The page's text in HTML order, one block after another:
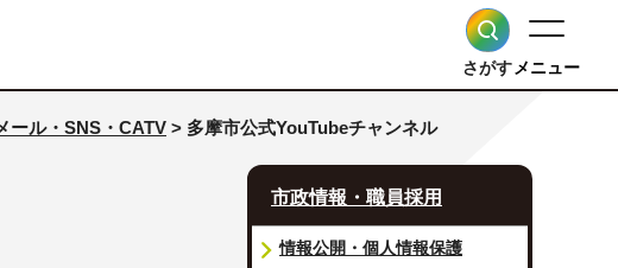
さがすメニュー
ール・SNS・CATV > 多摩市公式YouTubeチャンネル
市政情報・職員採用
情報公開・個人情報保護